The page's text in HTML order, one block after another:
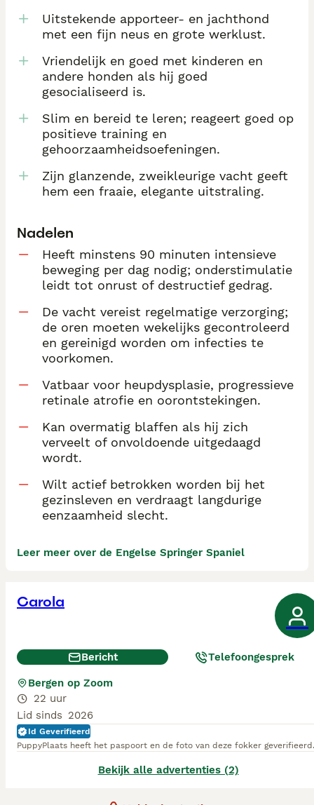
Uitstekende apporteer- en jachthond
met een fijn neus en grote werklust.
Vriendelijk en goed met kinderen en
andere honden als hij goed
gesocialiseerd is.
Slim en bereid te leren; reageert goed op
positieve training en
gehoorzaamheidsoefeningen.
Zijn glanzende, zweikleurige vacht geeft
hem een fraaie, elegante uitstraling.
Nadelen
Heeft minstens 90 minuten intensieve
beweging per dag nodig; onderstimulatie
leidt tot onrust of destructief gedrag.
De vacht vereist regelmatige verzorging;
de oren moeten wekelijks gecontroleerd
en gereinigd worden om infecties te
voorkomen.
Vatbaar voor heupdysplasie, progressieve
retinale atrofie en oorontstekingen.
Kan overmatig blaffen als hij zich
verveelt of onvoldoende uitgedaagd
wordt.
Wilt actief betrokken worden bij het
gezinsleven en verdraagt langdurige
eenzaamheid slecht.
Leer meer over de Engelse Springer Spaniel
Carola
Bericht Telefoongesprek
Bergen op Zoom
22 uur
Lid sinds 2026
Id Geverifieerd
PuppyPlaats heeft het paspoort en de foto van deze fokker geverifieerd.
Bekijk alle advertenties (2)